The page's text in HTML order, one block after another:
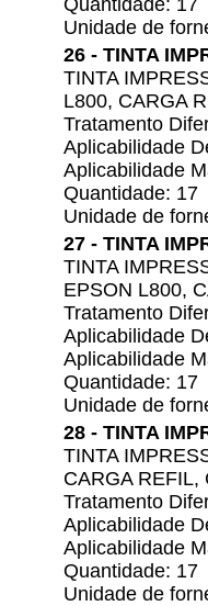
Quantidade: 17
Unidade de
26 - TINTA
TINTA
L800, CARGA
Tratamento
Aplicabilidade
Aplicabilidade
Quantidade: 17
Unidade de
27 - TINTA
TINTA
EPSON L800,
Tratamento
Aplicabilidade
Aplicabilidade
Quantidade: 17
Unidade de
28 - TINTA
TINTA
CARGA REFIL,
Tratamento
Aplicabilidade
Aplicabilidade
Quantidade: 17
Unidade de